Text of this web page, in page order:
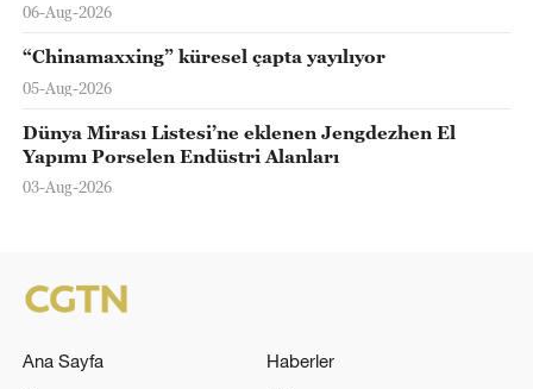
06-Aug-2026
“Chinamaxxing” küresel çapta yayılıyor
05-Aug-2026
Dünya Mirası Listesi’ne eklenen Jengdezhen El
Yapımı Porselen Endüstri Alanları
03-Aug-2026
Ana Sayfa
Haberler